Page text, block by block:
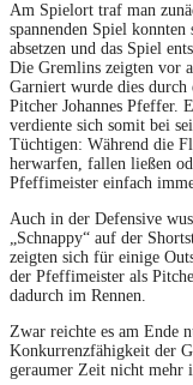
Am Spielort traf man
spannenden Spiel
absetzen und das Spiel
Die Gremlins zeigten vor
Garniert wurde dies
Pitcher Johannes Pfeffer.
verdiente sich somit bei
Tüchtigen: Während die
herwarfen, fallen ließen
Pfeffimeister einfach
Auch in der Defensive
„Schnappy“ auf der
zeigten sich für einige
der Pfeffimeister als
dadurch im Rennen.
Zwar reichte es am Ende
Konkurrenzfähigkeit der
geraumer Zeit nicht mehr